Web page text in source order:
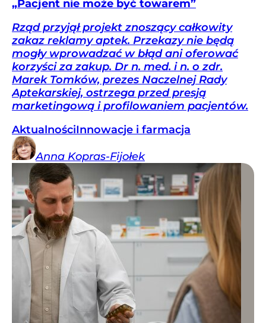
„Pacjent nie może być towarem”
Rząd przyjął projekt znoszący całkowity
zakaz reklamy aptek. Przekazy nie będą
mogły wprowadzać w błąd ani oferować
korzyści za zakup. Dr n. med. i n. o zdr.
Marek Tomków, prezes Naczelnej Rady
Aptekarskiej, ostrzega przed presją
marketingową i profilowaniem pacjentów.
AktualnościInnowacje i farmacja
Anna Kopras-Fijołek